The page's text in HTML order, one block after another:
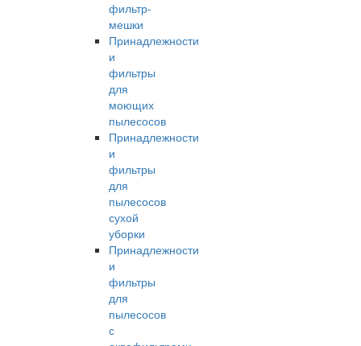
фильтр-
мешки
Принадлежности
и
фильтры
для
моющих
пылесосов
Принадлежности
и
фильтры
для
пылесосов
сухой
уборки
Принадлежности
и
фильтры
для
пылесосов
с